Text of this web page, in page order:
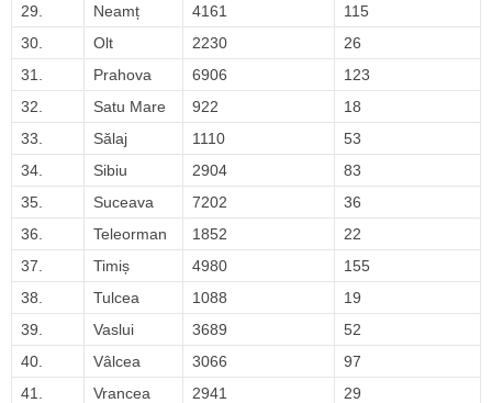
29.
Neamț 4161
115
30.
Olt 2230
26
31.
Prahova 6906
123
32.
Satu Mare 922
18
33.
Sălaj 1110
53
34.
Sibiu 2904
83
35.
Suceava 7202
36
36.
Teleorman 1852
22
37.
Timiș 4980
155
38.
Tulcea 1088
19
39.
Vaslui 3689
52
40.
Vâlcea 3066
97
41.
Vrancea 2941 29